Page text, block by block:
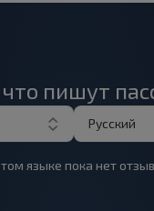
пишут
Русский
языке пока нет